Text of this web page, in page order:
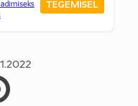
TEGEMISEL